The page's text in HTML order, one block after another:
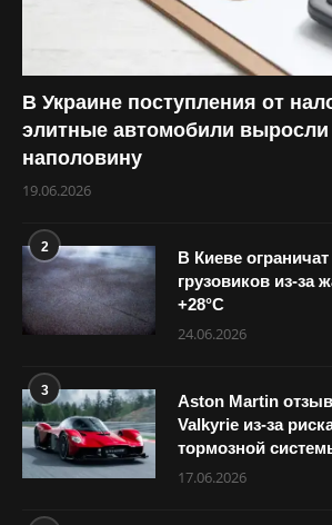
В Украине поступления от
элитные автомобили выросли
наполовину
19.06.2026
2
В Киеве
грузовиков из-
+28°С
24.06.2026
3
Aston Martin
Valkyrie из-за
тормозной
17.06.2026